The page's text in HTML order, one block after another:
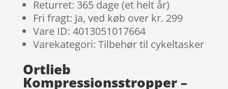
Returret: 365 dage (et helt år)
Fri fragt: Ja, ved køb over kr. 299
Vare ID: 4013051017664
Varekategori: Tilbehør til cykeltasker
Ortlieb
Kompressionsstropper –